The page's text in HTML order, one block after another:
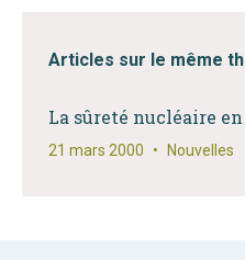
Articles sur le même
La sûreté nucléaire
21 mars 2000 • Nouvelles